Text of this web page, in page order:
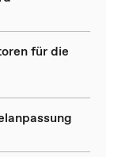
für die